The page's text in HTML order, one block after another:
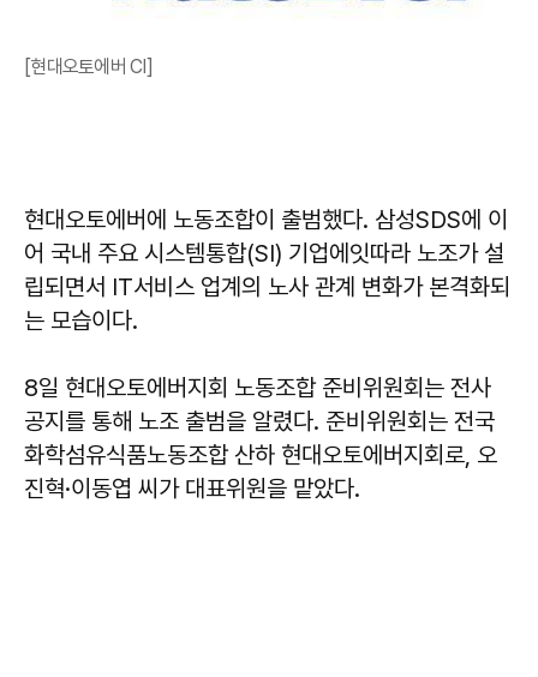
[현대오토에버 CI]
현대오토에버에 노동조합이 출범했다. 삼성SDS에 이
어 국내 주요 시스템통합(SI) 기업에잇따라 노조가 설
립되면서 IT서비스 업계의 노사 관계 변화가 본격화되
는 모습이다.
8일 현대오토에버지회 노동조합 준비위원회는 전사
공지를 통해 노조 출범을 알렸다. 준비위원회는 전국
화학섬유식품노동조합 산하 현대오토에버지회로, 오
진혁·이동엽 씨가 대표위원을 맡았다.